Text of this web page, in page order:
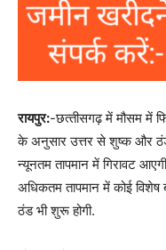
रायपुर:-छत्‍तीसगढ़ में मौसम में
के अनुसार उत्तर से शुष्क और
न्यूनतम तापमान में गिरावट
अधिकतम तापमान में कोई विशेष
ठंड भी शुरू होगी.